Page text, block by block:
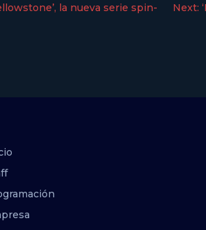
la nueva serie spin-
Next: